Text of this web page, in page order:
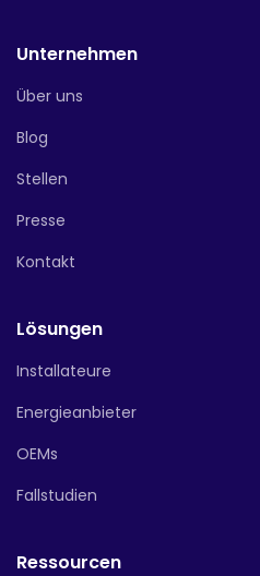
Unternehmen
Über uns
Blog
Stellen
Presse
Kontakt
Lösungen
Installateure
Energieanbieter
OEMs
Fallstudien
Ressourcen